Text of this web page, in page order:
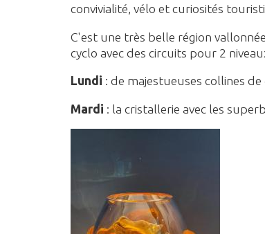
convivialité, vélo et curiosités
C'est une très belle région
cyclo avec des circuits pour 2
Lundi : de majestueuses collines
Mardi : la cristallerie avec les